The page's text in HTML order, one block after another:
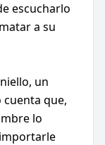
escucharlo
a su
un
que,
lo